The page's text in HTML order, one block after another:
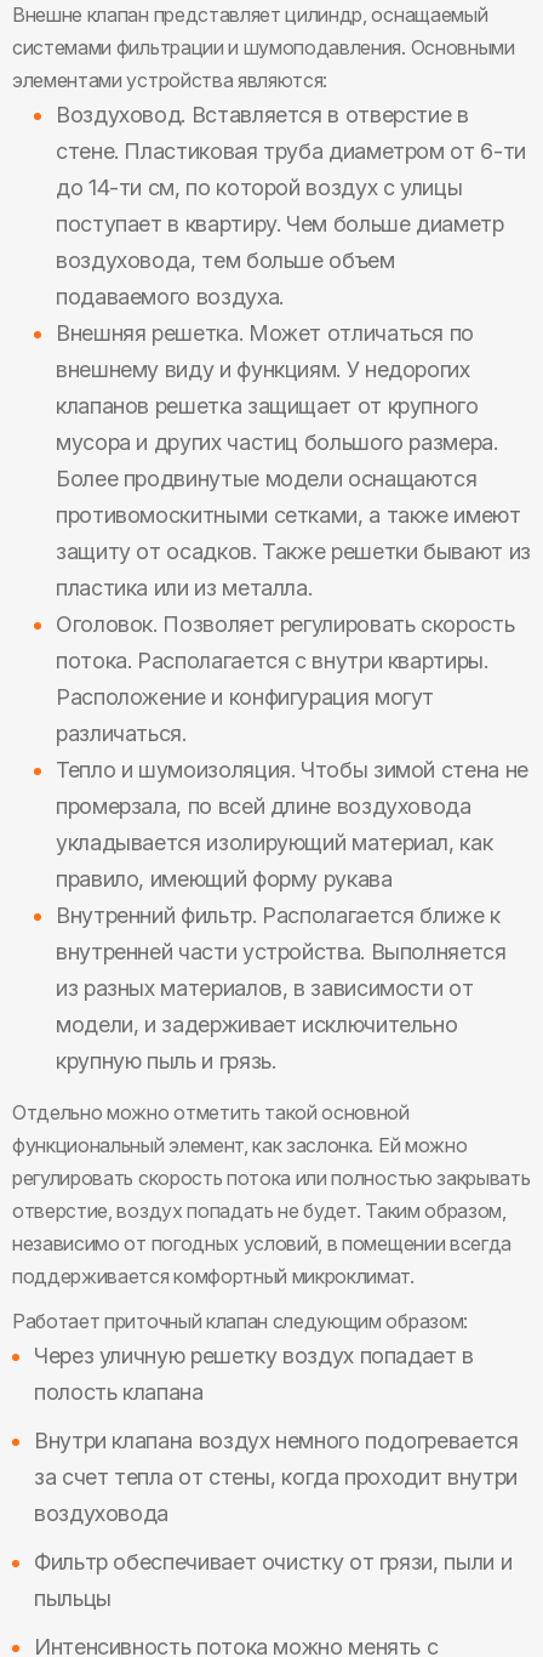
Внешне клапан представляет цилиндр, оснащаемый
системами фильтрации и шумоподавления. Основными
элементами устройства являются:
Воздуховод. Вставляется в отверстие в
стене. Пластиковая труба диаметром от 6-ти
до 14-ти см, по которой воздух с улицы
поступает в квартиру. Чем больше диаметр
воздуховода, тем больше объем
подаваемого воздуха.
Внешняя решетка. Может отличаться по
внешнему виду и функциям. У недорогих
клапанов решетка защищает от крупного
мусора и других частиц большого размера.
Более продвинутые модели оснащаются
противомоскитными сетками, а также имеют
защиту от осадков. Также решетки бывают из
пластика или из металла.
Оголовок. Позволяет регулировать скорость
потока. Располагается с внутри квартиры.
Расположение и конфигурация могут
различаться.
Тепло и шумоизоляция. Чтобы зимой стена не
промерзала, по всей длине воздуховода
укладывается изолирующий материал, как
правило, имеющий форму рукава
Внутренний фильтр. Располагается ближе к
внутренней части устройства. Выполняется
из разных материалов, в зависимости от
модели, и задерживает исключительно
крупную пыль и грязь.
Отдельно можно отметить такой основной
функциональный элемент, как заслонка. Ей можно
регулировать скорость потока или полностью закрывать
отверстие, воздух попадать не будет. Таким образом,
независимо от погодных условий, в помещении всегда
поддерживается комфортный микроклимат.
Работает приточный клапан следующим образом:
Через уличную решетку воздух попадает в
полость клапана
Внутри клапана воздух немного подогревается
за счет тепла от стены, когда проходит внутри
воздуховода
Фильтр обеспечивает очистку от грязи, пыли и
пыльцы
Интенсивность потока можно менять с